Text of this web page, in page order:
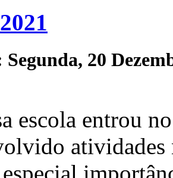
20
escola entrou
atividades